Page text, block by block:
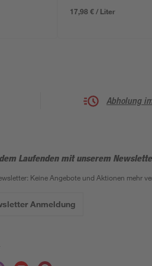
17,98 € / Liter
Abholung
Laufenden mit unserem
Keine Angebote und Aktionen mehr
Anmeldung